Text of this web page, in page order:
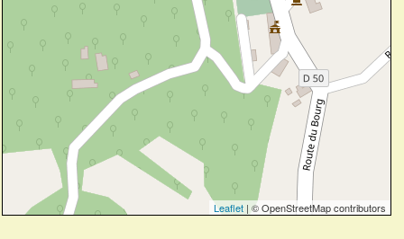
Leaflet | © OpenStreetMap contributors